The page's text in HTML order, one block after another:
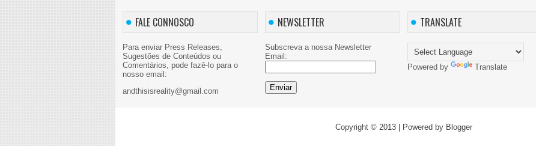
FALE CONNOSCO
Para enviar Press Releases,
Sugestões de Conteúdos ou
Comentários, pode fazê-lo para o
nosso email:
andthisisreality@gmail.com
NEWSLETTER
Subscreva a nossa Newsletter
Email:
TRANSLATE
Powered by Translate
Copyright © 2013 | Powered by Blogger